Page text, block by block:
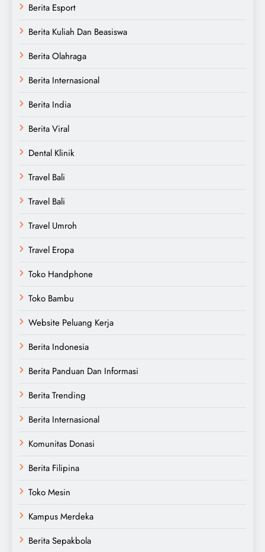
Berita Esport
Berita Kuliah Dan Beasiswa
Berita Olahraga
Berita Internasional
Berita India
Berita Viral
Dental Klinik
Travel Bali
Travel Bali
Travel Umroh
Travel Eropa
Toko Handphone
Toko Bambu
Website Peluang Kerja
Berita Indonesia
Berita Panduan Dan Informasi
Berita Trending
Berita Internasional
Komunitas Donasi
Berita Filipina
Toko Mesin
Kampus Merdeka
Berita Sepakbola